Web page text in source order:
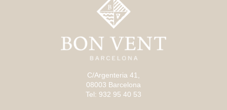
C/Argenteria 41,
08003 Barcelona
Tel: 932 95 40 53